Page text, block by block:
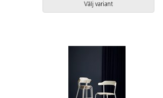
gällande Europakrav.
Välj variant